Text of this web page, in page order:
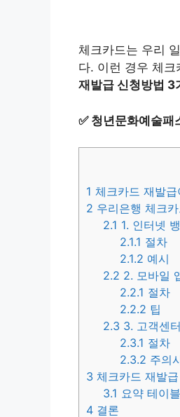
체크카드는 우리
다. 이런 경우 체
재발급 신청방법 3
✅ 청년문화예술패
1 체크카드 재발
2 우리은행 체크
2.1 1. 인터넷
2.1.1 절차
2.1.2 예시
2.2 2. 모바일
2.2.1 절차
2.2.2 팁
2.3 3. 고객센
2.3.1 절차
2.3.2 주의
3 체크카드 재발
3.1 요약 테이블
4 결론